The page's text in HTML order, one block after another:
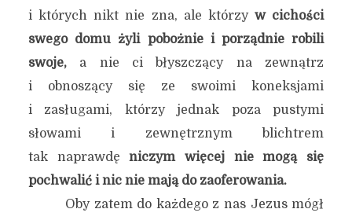
i których nikt nie zna, ale którzyw cichości
swego domu żyli pobożnie i porządnie robili
swoje,a nie ci błyszczący na zewnątrz
i obnoszący się ze swoimi koneksjami
i zasługami, którzy jednak poza pustymi
słowami i zewnętrznym blichtrem
tak naprawdęniczym więcej nie mogą się
pochwalić i nic nie mają do zaoferowania.
Oby zatem do każdego z nas Jezus mógł